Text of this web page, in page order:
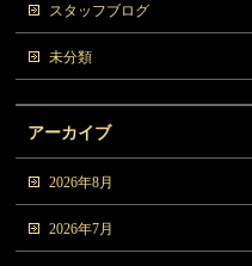
スタッフブログ
未分類
アーカイブ
2026年8月
2026年7月